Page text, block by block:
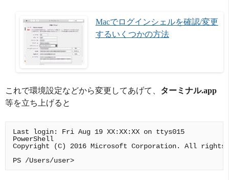
Macでログインシェルを確認/変更
するいくつかの方法
これで環境設定などから変更してあげて、 ターミナル.app
等を立ち上げると
Last login: Fri Aug 19 XX:XX:XX on ttys015
PowerShell
Copyright (C) 2016 Microsoft Corporation. All rights